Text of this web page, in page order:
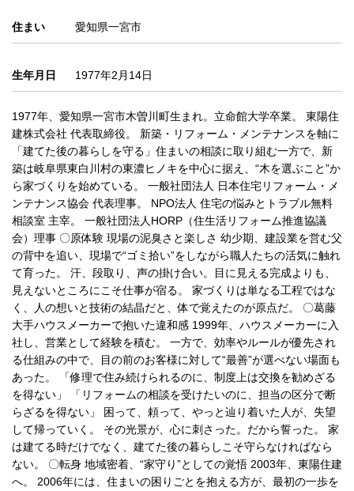
住まい 愛知県一宮市
生年月日 1977年2月14日
1977年、愛知県一宮市木曽川町生まれ。立命館大学卒業。 東陽住
建株式会社 代表取締役。 新築・リフォーム・メンテナンスを軸に
「建てた後の暮らしを守る」住まいの相談に取り組む一方で、新
築は岐阜県東白川村の東濃ヒノキを中心に据え、“木を選ぶこと”か
ら家づくりを始めている。 一般社団法人 日本住宅リフォーム・メ
ンテナンス協会 代表理事。 NPO法人 住宅の悩みとトラブル無料
相談室 主宰。 一般社団法人HORP（住生活リフォーム推進協議
会）理事 〇原体験 現場の泥臭さと楽しさ 幼少期、建設業を営む父
の背中を追い、現場で“ゴミ拾い”をしながら職人たちの活気に触れ
て育った。 汗、段取り、声の掛け合い。目に見える完成よりも、
見えないところにこそ仕事が宿る。 家づくりは単なる工程ではな
く、人の想いと技術の結晶だと、体で覚えたのが原点だ。 〇葛藤
大手ハウスメーカーで抱いた違和感 1999年、ハウスメーカーに入
社し、営業として経験を積む。 一方で、効率やルールが優先され
る仕組みの中で、目の前のお客様に対して“最善”が選べない場面も
あった。 「修理で住み続けられるのに、制度上は交換を勧めざる
を得ない」 「リフォームの相談を受けたいのに、担当の区分で断
らざるを得ない」 困って、頼って、やっと辿り着いた人が、失望
して帰っていく。 その光景が、心に刺さった。だから誓った。 家
は建てる時だけでなく、建てた後の暮らしこそ守らなければなら
ない。 〇転身 地域密着、“家守り”としての覚悟 2003年、東陽住建
へ。 2006年には、住まいの困りごとを抱える方が、最初の一歩を